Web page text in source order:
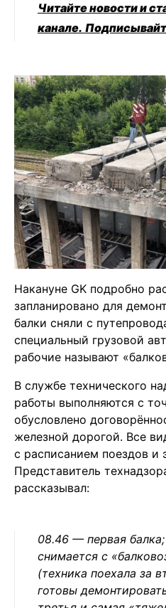
Читайте новости и
канале.
Накануне GK подробно
запланировано для
балки сняли с
специальный грузовой
рабочие называют
В службе технического
работы выполняются с
обусловлено
железной дорогой. Все
с расписанием поездов и
Представитель
рассказывал:
08.46 — первая
снимается с
(техника поехала за
готовы